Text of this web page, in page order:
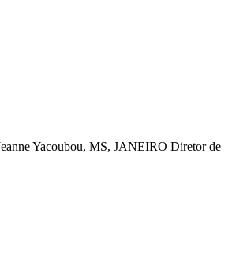
Yacoubou, MS, JANEIRO Diretor de